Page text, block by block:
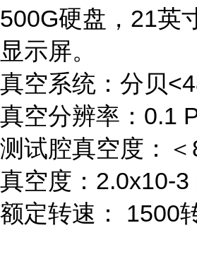
500G硬盘，21英
显示屏。
真空系统：分贝
真空分辨率：0.1
测试腔真空度：
真空度：2.0x10-3
额定转速： 1500